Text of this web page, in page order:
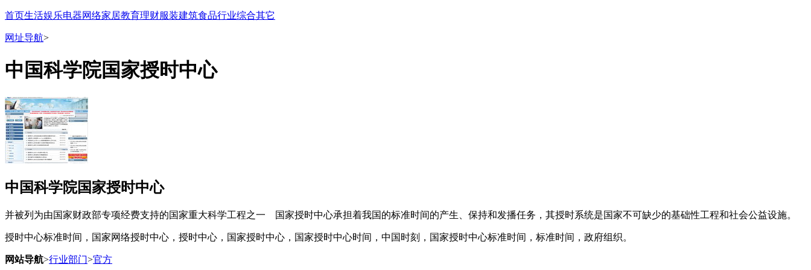
首页生活娱乐电器网络家居教育理财服装建筑食品行业综合其它
网址导航>
中国科学院国家授时中心
中国科学院国家授时中心
并被列为由国家财政部专项经费支持的国家重大科学工程之一 国家授时中心承担着我国的标准时间的产生、保持和发播任务，其授时系统是国家不可缺少的基础性工程和社会公益设施。
授时中心标准时间，国家网络授时中心，授时中心，国家授时中心，国家授时中心时间，中国时刻，国家授时中心标准时间，标准时间，政府组织。
网站导航>行业部门>官方